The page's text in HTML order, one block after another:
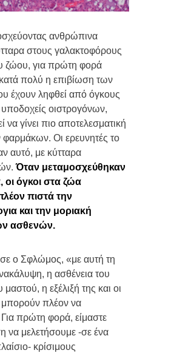
ανθρώπινα
στους γαλακτοφόρους
ζώου, για πρώτη φορά
κατά πολύ η επιβίωση των
έχουν ληφθεί από όγκους
υποδοχείς οιστρογόνων,
να γίνει πιο αποτελεσματική
φαρμάκων. Οι ερευνητές το
αυτό, με κύτταρα
Όταν μεταμοσχεύθηκαν
οι όγκοι στα ζώα
πιστά την
και την μοριακή
ασθενών.
ο Σφλώμος, «με αυτή τη
η ασθένεια του
μαστού, η εξέλιξή της και οι
μπορούν πλέον να
πρώτη φορά, είμαστε
να μελετήσουμε -σε ένα
κρίσιμους